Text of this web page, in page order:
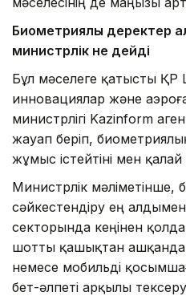
Биометриялық деректер
министрлік не дейді
Бұл мәселеге қатысты
инновациялар және
министрлігі Kazinform
жауап беріп,
жұмыс істейтіні мен қалай
Министрлік мәліметінше,
сәйкестендіру ең
секторында кеңінен
шотты қашықтан
немесе мобильді
бет-әлпеті арқылы тексеру